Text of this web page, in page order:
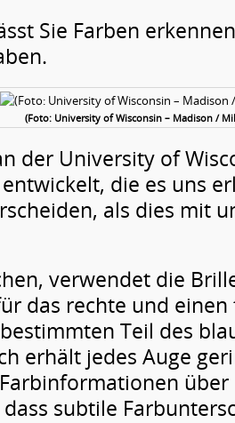
Sie Farben
(Foto: University of Wisconsin – Madison /
der University of
die es uns
als dies mit
verwendet die
das rechte und
Teil des
erhält jedes Auge
über
subtile